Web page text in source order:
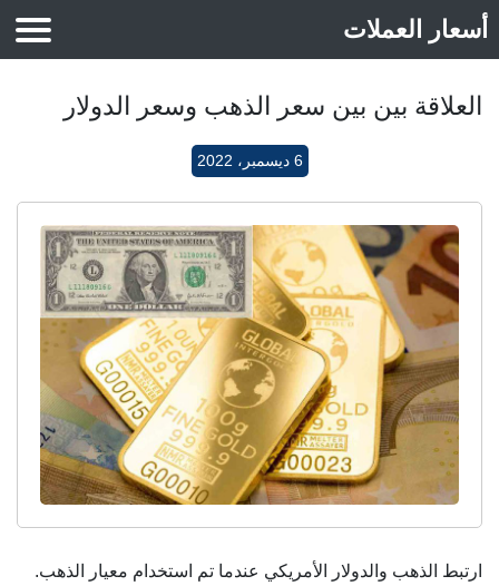
أسعار العملات
العلاقة بين بين سعر الذهب وسعر الدولار
6 ديسمبر، 2022
ارتبط الذهب والدولار الأمريكي عندما تم استخدام معيار الذهب.